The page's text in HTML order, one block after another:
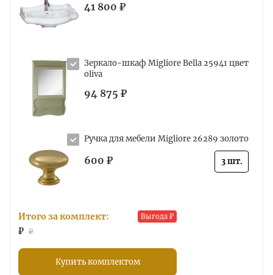
41 800 ₽
94 875 ₽
Зеркало-шкаф Migliore Bella 25941 цвет
oliva
600 ₽ 3 шт.
Ручка для мебели Migliore 26289 золото
Выгода ₽
Итого за комплект:
₽ ₽
Купить комплектом